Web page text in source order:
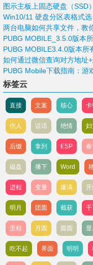
图示主板上固态硬盘（SSD
mSATA、M.2、PCIE接口
Win10/11 硬盘分区表格式
GUID/GPT 好？
两台电脑如何共享文件，教
脑共享文件
PUBG MOBILE_3.5.0版本
包下载
PUBG MOBILE3.4.0版本所
下载
如何通过微信查询对方地址
IP，查询对方的位置
PUBG Mobile下载指南：游
标签云
直接 文案 核心
伤人 说话 绝情
后缀 拿到 ESP 春
磁盘 播下 Word
进程 变量 爆满
明月 团圆 截获
里程 月圆 圆圆
吃不起 界面 明明